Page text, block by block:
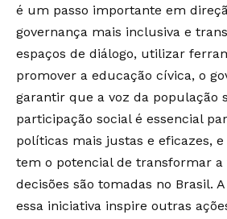
é um passo importante em
governança mais inclusiva e
espaços de diálogo, utilizar
promover a educação cívica, o
garantir que a voz da população
participação social é essencial
políticas mais justas e eficazes,
tem o potencial de transformar a
decisões são tomadas no Brasil.
essa iniciativa inspire outras